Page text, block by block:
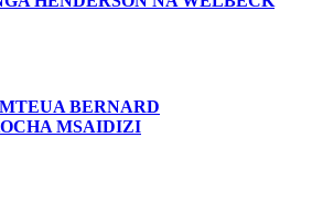
BERNARD
MSAIDIZI